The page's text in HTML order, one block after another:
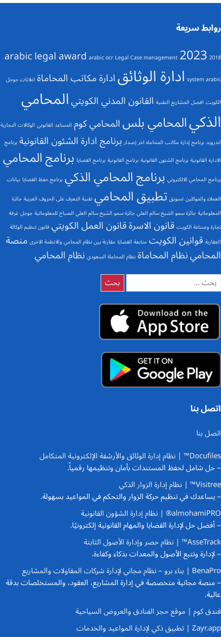
المقالات
روابط سريعة
2018
2023
arabic legal award arabic ocr Legal Case management
system arabic ادارة الوثائقادارة مكاتب المحاماة اعلانات جوجل
الكويت افضل المشاريع التقنية القانون المدني الكويتيالمحامي
الذكيالمحامي بلسالمحامي كوم المساعد القانوني الوكالات التجارية
اندرويدبرنامج إدارة مكاتب المحاماه اخر إصداربرنامج ادارة الشئون القانونيةبرنامج
الادارة القانونيةبرنامج الشئون القانونيةبرنامج القانونيةبرنامج القضايا برنامج المحامي
برنامج المحامي الالكتروني برنامج المحامي الذكيبرنامج حفظ القضايابيانات
العملاء والموكلينتسويقتطبيق المحاميتقنية التعرف على الحروف العربيةجائزة
المعلوماتيةجائزة سمو الشيخ سالم العليجائزة سمو الشيخ سالم العلي الصباح للمعلوماتيةجوجلغرفة
تجارة وصناعة الكويت قانون الاسرةقانون العمل الكويتيقانون تنظيم الوكالة
العقارية قوانين الكويت متابعة القضايا مقارنة بين نظام المحامي والانظمة الاخرى منصة
المحامينظام المحاماةنظام المحاماة السعودينظام المحامي
البحث
عن:
اتصل بنا
اتصل بنا
Docufiles™ | نظام إدارة الوثائق والأرشفة الإلكترونية المتكامل
– حل شامل لحفظ المستندات بأمان وتنظيمها رقمياً.
Visitree™ | نظام إدارة الزوار الذكي
– يساعدك في تنظيم حركة الزوار والتحكم في المواعيد بسهولة.
almohamiPRO® | نظام إدارة الشؤون القانونية
– أفضل حل لإدارة القضايا والمهام القانونية إلكترونيًا.
AsseTrack™ | نظام حصر وإدارة الأصول الثابتة
– لإدارة وتتبع الأصول والمعدات بذكاء وكفاءة.
BenaPro | بناء برو – نظام مجاني لإدارة شركات المقاولات والمشاريع
– منصة مجانية متخصصة في إدارة المشاريع، العقود، والمستخلصات بدقة
عالية.
فندق كوم | موقع حجز الفنادق والعروض السياحية
Zayr.app | تطبيق ذكي لإدارة المواعيد والخدمات